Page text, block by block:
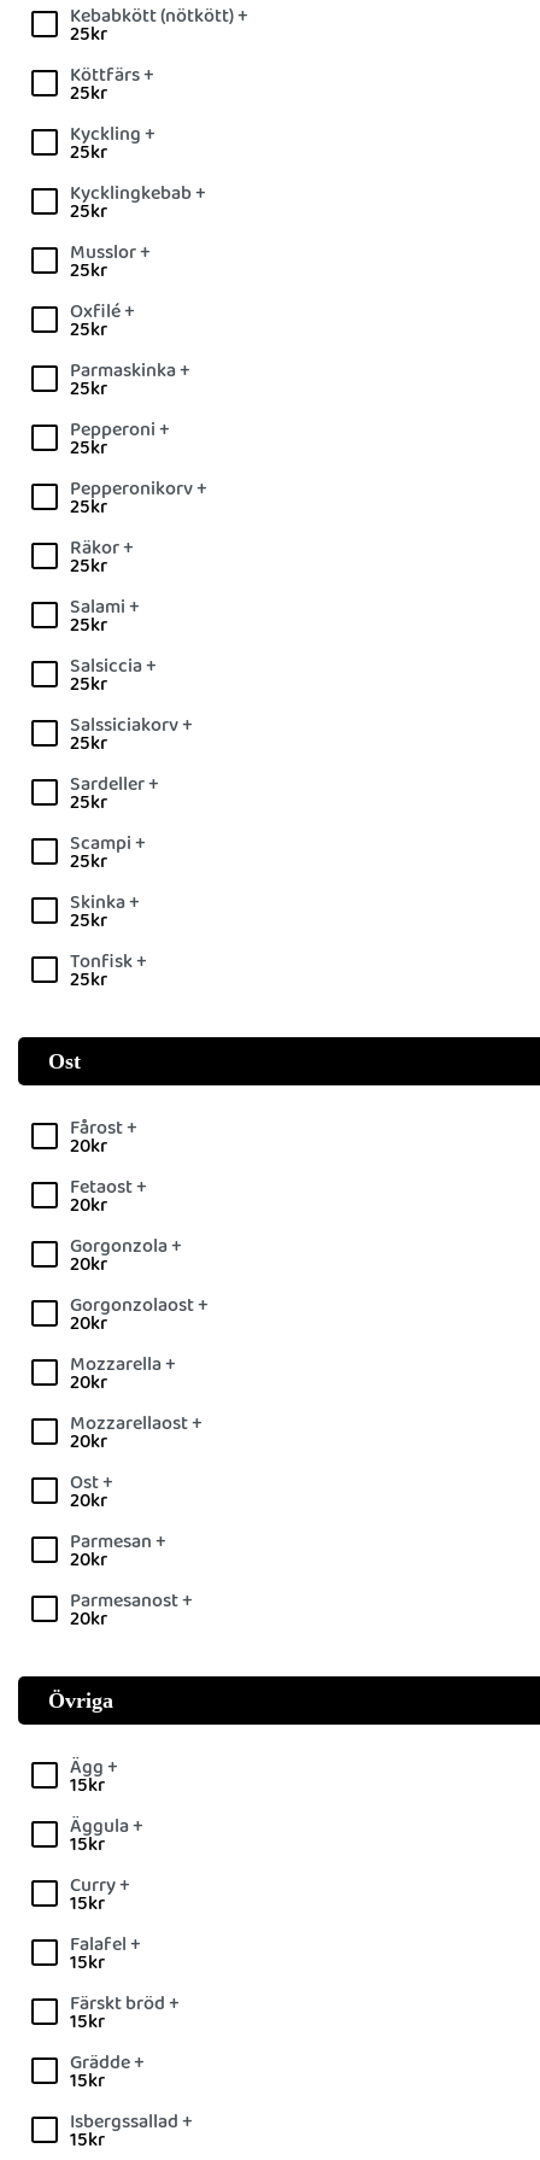
Kebabkött (nötkött) +
25kr
Köttfärs +
25kr
Kyckling +
25kr
Kycklingkebab +
25kr
Musslor +
25kr
Oxfilé +
25kr
Parmaskinka +
25kr
Pepperoni +
25kr
Pepperonikorv +
25kr
Räkor +
25kr
Salami +
25kr
Salsiccia +
25kr
Salssiciakorv +
25kr
Sardeller +
25kr
Scampi +
25kr
Skinka +
25kr
Tonfisk +
25kr
Ost
Fårost +
20kr
Fetaost +
20kr
Gorgonzola +
20kr
Gorgonzolaost +
20kr
Mozzarella +
20kr
Mozzarellaost +
20kr
Ost +
20kr
Parmesan +
20kr
Parmesanost +
20kr
Övriga
Ägg +
15kr
Äggula +
15kr
Curry +
15kr
Falafel +
15kr
Färskt bröd +
15kr
Grädde +
15kr
Isbergssallad +
15kr